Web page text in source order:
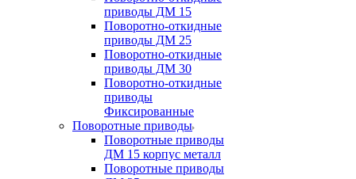
приводы ДМ 15
Поворотно-откидные
приводы ДМ 25
Поворотно-откидные
приводы ДМ 30
Поворотно-откидные
приводы
Фиксированные
Поворотные приводы
Поворотные приводы
ДМ 15 корпус металл
Поворотные приводы